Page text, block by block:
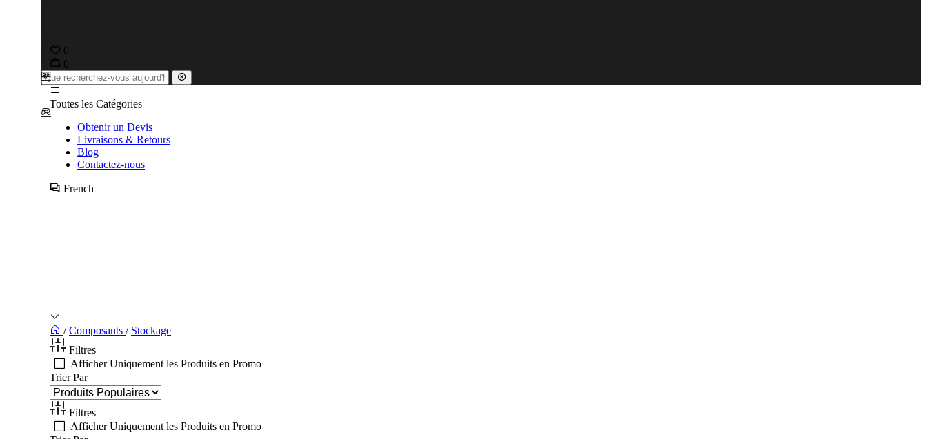
0
0
Toutes les Catégories
Obtenir un Devis
Livraisons & Retours
Blog
Contactez-nous
French
/ Composants / Stockage
Filtres
Afficher Uniquement les Produits en Promo
Trier Par
Filtres
Afficher Uniquement les Produits en Promo